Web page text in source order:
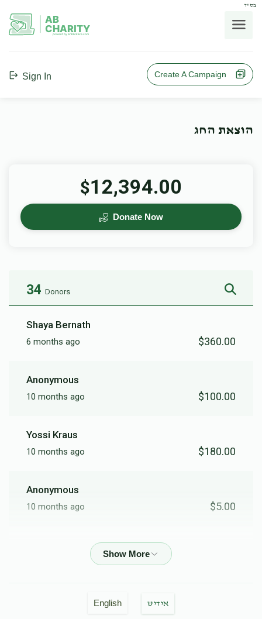
בס"ד
AB
CHARITY
powerd by ahblicklive.com
Sign In Create A Campaign
הוצאת החג
$12,394.00
Donate Now
34 Donors
Shaya Bernath
6 months ago $360.00
Anonymous
10 months ago $100.00
Yossi Kraus
10 months ago $180.00
Anonymous
10 months ago $5.00
English אידיש